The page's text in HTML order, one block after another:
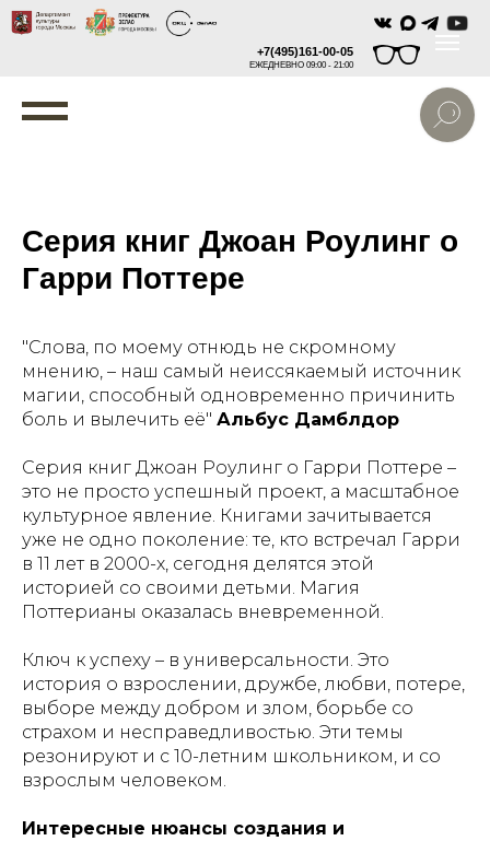
+7(495)161-00-05
ЕЖЕДНЕВНО 09:00 - 21:00
Серия книг Джоан Роулинг о
Гарри Поттере
"Слова, по моему отнюдь не скромному
мнению, – наш самый неиссякаемый источник
магии, способный одновременно причинить
боль и вылечить её" Альбус Дамблдор
Серия книг Джоан Роулинг о Гарри Поттере –
это не просто успешный проект, а масштабное
культурное явление. Книгами зачитывается
уже не одно поколение: те, кто встречал Гарри
в 11 лет в 2000-х, сегодня делятся этой
историей со своими детьми. Магия
Поттерианы оказалась вневременной.
Ключ к успеху – в универсальности. Это
история о взрослении, дружбе, любви, потере,
выборе между добром и злом, борьбе со
страхом и несправедливостью. Эти темы
резонируют и с 10-летним школьником, и со
взрослым человеком.
Интересные нюансы создания и